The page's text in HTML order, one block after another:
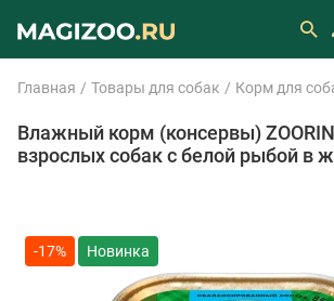
Главная Товары для собак Корм для
Влажный корм (консервы)
взрослых собак с белой рыбой в
-17%